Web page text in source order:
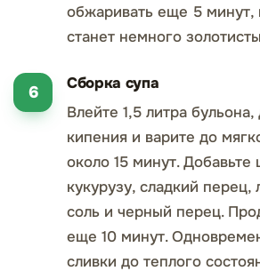
обжаривать еще 5 минут,
станет немного
Сборка супа
Влейте 1,5 литра
кипения и варите до
около 15 минут. Добавьте
кукурузу, сладкий перец,
соль и черный перец.
еще 10 минут.
сливки до теплого